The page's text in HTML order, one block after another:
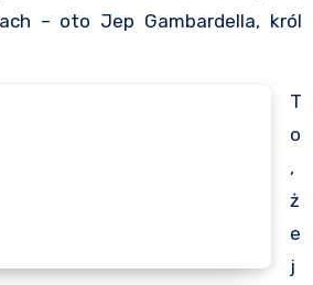
– oto Jep Gambardella, król
T
o
,
ż
e
j